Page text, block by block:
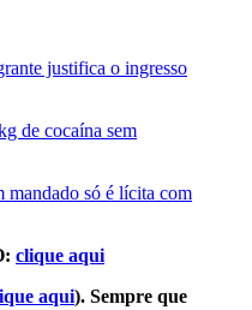
justifica o ingresso
de cocaína sem
mandado só é lícita com
clique aqui
aqui). Sempre que